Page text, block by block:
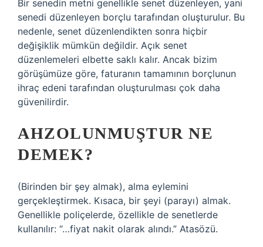
Bir senedin metni genellikle senet düzenleyen, yani
senedi düzenleyen borçlu tarafından oluşturulur. Bu
nedenle, senet düzenlendikten sonra hiçbir
değişiklik mümkün değildir. Açık senet
düzenlemeleri elbette saklı kalır. Ancak bizim
görüşümüze göre, faturanın tamamının borçlunun
ihraç edeni tarafından oluşturulması çok daha
güvenilirdir.
AHZOLUNMUŞTUR NE
DEMEK?
(Birinden bir şey almak), alma eylemini
gerçekleştirmek. Kısaca, bir şeyi (parayı) almak.
Genellikle poliçelerde, özellikle de senetlerde
kullanılır: “…fiyat nakit olarak alındı.” Atasözü.